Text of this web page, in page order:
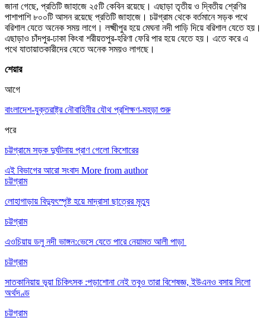
জানা গেছে, প্রতিটি জাহাজে ২৫টি কেবিন রয়েছে। এছাড়া তৃতীয় ও দ্বিতীয় শ্রেণির
পাশাপাশি ৮০০টি আসন রয়েছে প্রতিটি জাহাজে। চট্টগ্রাম থেকে বর্তমানে সড়ক পথে
বরিশাল যেতে অনেক সময় লাগে। লক্ষ্মীপুর হয়ে মেঘনা নদী পাড়ি দিয়ে বরিশাল যেতে হয়।
এছাড়াও চাঁদপুর-ঢাকা কিংবা শরীয়তপুর-হরিণা ফেরি পার হয়ে যেতে হয়। এতে করে এ
পথে যাতায়াতকারীদের যেতে অনেক সময়ও লাগছে।
শেয়ার
আগে
বাংলাদেশ-যুক্তরাষ্ট্র নৌবাহিনীর যৌথ প্রশিক্ষণ-মহড়া শুরু
পরে
চট্টগ্রামে সড়ক দুর্ঘটনায় প্রাণ গেলো কিশোরের
এই বিভাগের আরো সংবাদ More from author
চট্টগ্রাম
লোহাগাড়ায় বিদ্যুৎস্পৃষ্ট হয়ে মাদ্রাসা ছাত্রের মৃত্যু
চট্টগ্রাম
এওচিয়ায় ডলু নদী ভাঙ্গন:ভেসে যেতে পারে নেয়ামত আলী পাড়া
চট্টগ্রাম
সাতকানিয়ায় ভূয়া চিকিৎসক :পড়াশোনা নেই তবুও তারা বিশেষজ্ঞ, ইউএনও বসায় দিলো
অর্থদণ্ড
চট্টগ্রাম